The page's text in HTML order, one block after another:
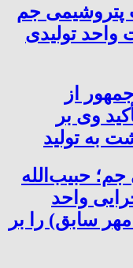
جم
تولیدی
از
وی بر
به تولید
حبیب‌الله
واحد
سابق) را بر